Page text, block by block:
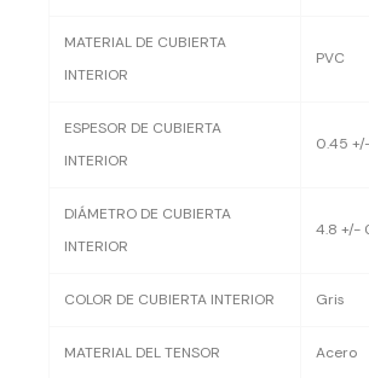
MATERIAL DE CUBIERTA
INTERIOR
PVC
ESPESOR DE CUBIERTA
INTERIOR
0.45
DIÁMETRO DE CUBIERTA
INTERIOR
4.8 +/-
COLOR DE CUBIERTA INTERIOR Gris
MATERIAL DEL TENSOR Acero